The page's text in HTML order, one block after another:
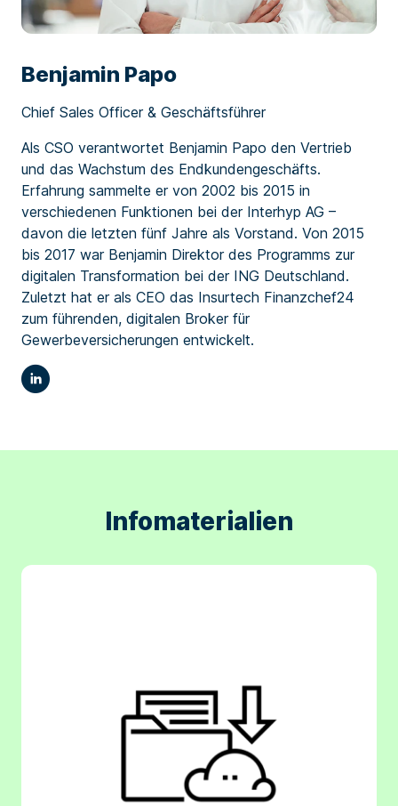
Benjamin Papo
Chief Sales Officer & Geschäftsführer
Als CSO verantwortet Benjamin Papo den Vertrieb
und das Wachstum des Endkundengeschäfts.
Erfahrung sammelte er von 2002 bis 2015 in
verschiedenen Funktionen bei der Interhyp AG –
davon die letzten fünf Jahre als Vorstand. Von 2015
bis 2017 war Benjamin Direktor des Programms zur
digitalen Transformation bei der ING Deutschland.
Zuletzt hat er als CEO das Insurtech Finanzchef24
zum führenden, digitalen Broker für
Gewerbeversicherungen entwickelt.
Infomaterialien